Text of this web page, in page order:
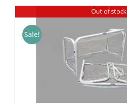
Out of stock
Sale!